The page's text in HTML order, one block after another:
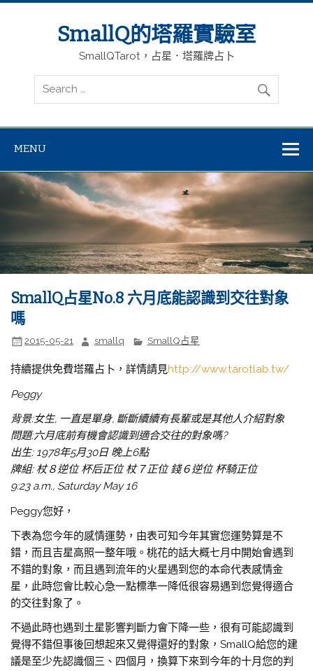
SmallQ的塔羅實驗室
SmallQTarot，占星．塔羅牌占卜
MENU
SmallQ占星No.8 六月底能認識到交往對象
嗎
2015-05-21 smallq SmallQ占星
持續提供免費塔羅占卜，詳情請見http://www.tarotlab.tw/
Peggy
背景:女生, 一直是單身, 斷斷續續有長輩或是其他人介紹對象
問題:六月底前有機會認識到適合交往的對象嗎?
出生: 1978年5月30日 晚上6點
牌組: 杖８逆位 杯后正位 杖７正位 錢６逆位 杯騎正位
9:23 a.m., Saturday May 16
Peggy您好，
下表為您今年的感情運勢，由表可知今年其實您運勢算是不
錯，而且吉星高照一整年哦。桃花的話大概七月中開始會遇到
不錯的對象，而且遇到流年的火星遇到您的本命代表感情金
星，此時您會比較心急一點標準一降低很容易遇到您覺得適合
的交往對象了。
不過此時也遇到土星影響判斷力會下降一些，很有可能認識到
覺得不錯但事後回想起來又覺得還好的對象，SmallQ給您的建
議是至少先認識個三、四個月，換算下來到今年的十月您的判